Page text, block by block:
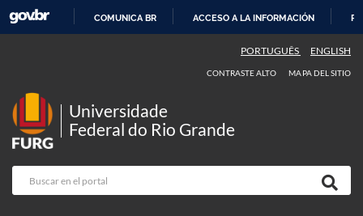
CONTENIDO
COMUNICA BR ACCESO A LA INFORMACIÓN
PORTUGUÊS ENGLISH
CONTRASTE ALTO MAPA DEL SITIO
Universidade
Federal do Rio Grande